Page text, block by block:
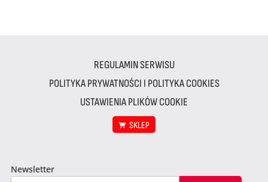
REGULAMIN SERWISU
POLITYKA PRYWATNOŚCI I POLITYKA COOKIES
USTAWIENIA PLIKÓW COOKIE
SKLEP
Newsletter